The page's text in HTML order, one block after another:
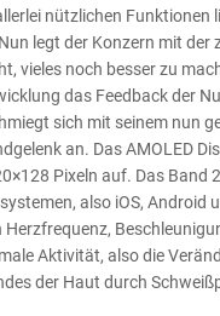
nützlichen Funktionen
legt der Konzern mit der
vieles noch besser zu
das Feedback der
sich mit seinem nun
an. Das AMOLED
Pixeln auf. Das Band
also iOS, Android
Herzfrequenz,
Aktivität, also die
der Haut durch